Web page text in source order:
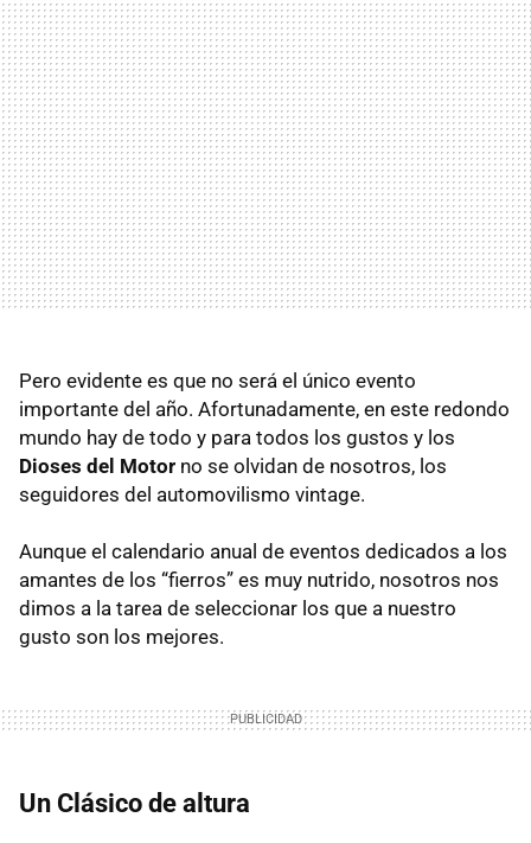
Pero evidente es que no será el único evento
importante del año. Afortunadamente, en este redondo
mundo hay de todo y para todos los gustos y los
Dioses del Motor no se olvidan de nosotros, los
seguidores del automovilismo vintage.
Aunque el calendario anual de eventos dedicados a los
amantes de los “fierros” es muy nutrido, nosotros nos
dimos a la tarea de seleccionar los que a nuestro
gusto son los mejores.
Un Clásico de altura